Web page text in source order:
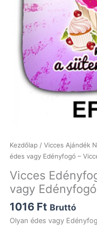
Kezdőlap / Vicces Ajándék
édes vagy Edényfogó –
Vicces
vagy
1016 Ft Bruttó
Olyan édes vagy